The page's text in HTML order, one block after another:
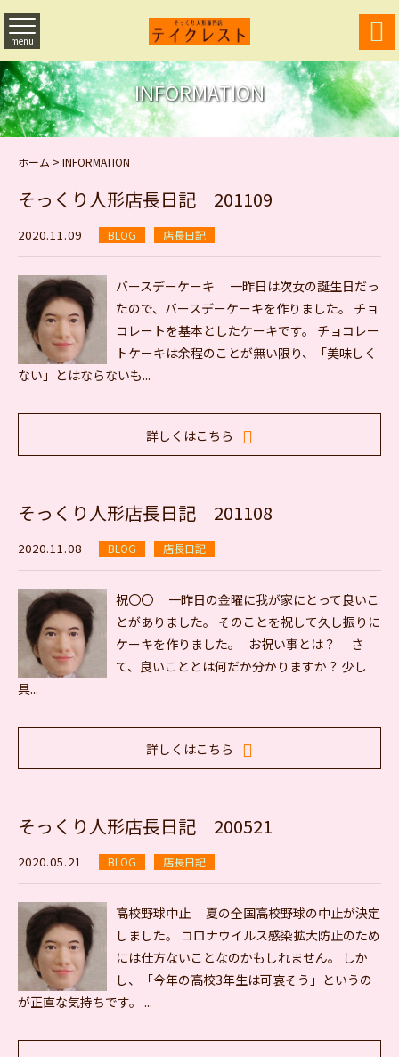
menu 
INFORMATION
ホーム > INFORMATION
そっくり人形店長日記 201109
2020.11.09 BLOG 店長日記
バースデーケーキ 一昨日は次女の誕生日だっ
たので、バースデーケーキを作りました。 チョ
コレートを基本としたケーキです。 チョコレー
トケーキは余程のことが無い限り、「美味しく
ない」とはならないも...
詳しくはこちら
そっくり人形店長日記 201108
2020.11.08 BLOG 店長日記
祝〇〇 一昨日の金曜に我が家にとって良いこ
とがありました。 そのことを祝して久し振りに
ケーキを作りました。 お祝い事とは？ さ
て、良いこととは何だか分かりますか？ 少し
具...
詳しくはこちら
そっくり人形店長日記 200521
2020.05.21 BLOG 店長日記
高校野球中止 夏の全国高校野球の中止が決定
しました。 コロナウイルス感染拡大防止のため
には仕方ないことなのかもしれません。 しか
し、「今年の高校3年生は可哀そう」というの
が正直な気持ちです。 ...